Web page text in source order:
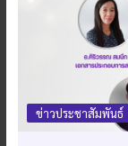
ข่าวประชาสัมพันธ์